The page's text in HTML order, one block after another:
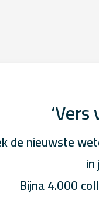
de nieuwste
Bijna 4.000